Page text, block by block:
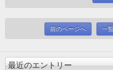
前のページへ 一
最近のエントリー